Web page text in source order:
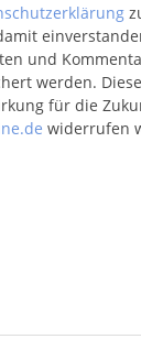
und
werden.
für die
widerrufen